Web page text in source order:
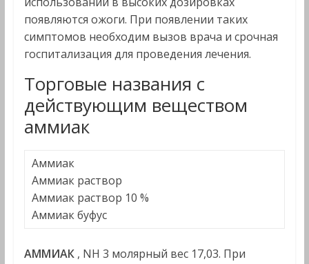
появляются ожоги. При появлении таких
симптомов необходим вызов врача и срочная
госпитализация для проведения лечения.
Торговые названия с
действующим веществом
аммиак
Аммиак
Аммиак раствор
Аммиак раствор 10 %
Аммиак буфус
АММИАК , NH 3 молярный вес 17,03. При